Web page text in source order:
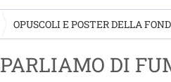
OPUSCOLI E POSTER DELLA
PARLIAMO DI